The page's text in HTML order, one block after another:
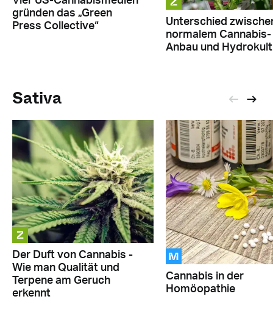
gründen das „Green
Press Collective“
Unterschied
normalem Cannabis-
Anbau und
Sativa
Z
Der Duft von Cannabis -
Wie man Qualität und
Terpene am Geruch
erkennt
M
Cannabis in der
Homöopathie